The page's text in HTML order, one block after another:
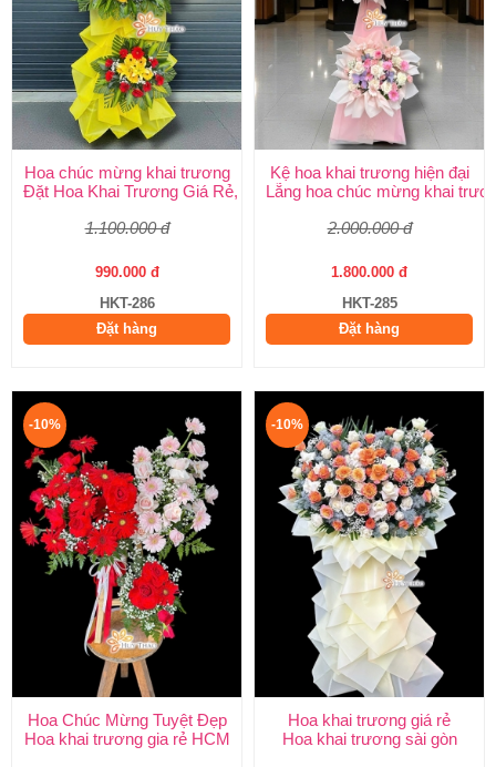
Hoa chúc mừng khai trương
Đặt Hoa Khai Trương Giá Rẻ, Đẹp Sang Trọng – Shop Hoa Khai
1.100.000 đ
990.000 đ
HKT-286
Đặt hàng
Kệ hoa khai trương hiện đại
Lẵng hoa chúc mừng khai
2.000.000 đ
1.800.000 đ
HKT-285
Đặt hàng
-10%
Hoa Chúc Mừng Tuyệt Đẹp
Hoa khai trương gia rẻ HCM
-10%
Hoa khai trương giá rẻ
Hoa khai trương sài gòn